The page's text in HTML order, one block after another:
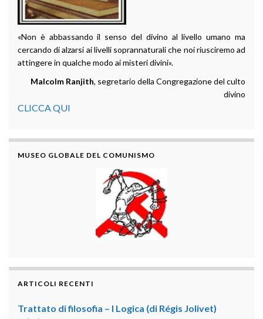
«Non è abbassando il senso del divino al livello umano ma
cercando di alzarsi ai livelli soprannaturali che noi riusciremo ad
attingere in qualche modo ai misteri divini».
Malcolm Ranjith, segretario della Congregazione del culto
divino
CLICCA QUI
MUSEO GLOBALE DEL COMUNISMO
ARTICOLI RECENTI
Trattato di filosofia – I Logica (di Régis Jolivet)